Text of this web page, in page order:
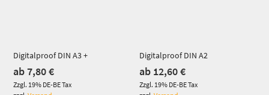
Digitalproof DIN A3 +
ab7,80€
Zzgl. 19% DE-BE Tax
Digitalproof DIN A2
ab 12,60€
Zzgl. 19% DE-BE Tax